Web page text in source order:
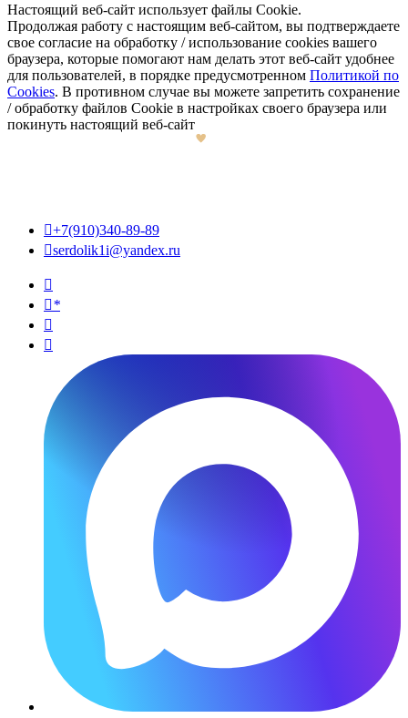
Настоящий веб-сайт использует файлы Cookie.
Продолжая работу с настоящим веб-сайтом, вы подтверждаете
свое согласие на обработку / использование cookies вашего
браузера, которые помогают нам делать этот веб-сайт удобнее
для пользователей, в порядке предусмотренном Политикой по
Cookies. В противном случае вы можете запретить сохранение
/ обработку файлов Cookie в настройках своего браузера или
покинуть настоящий веб-сайт
+7(910)340-89-89
serdolik1i@yandex.ru

*

